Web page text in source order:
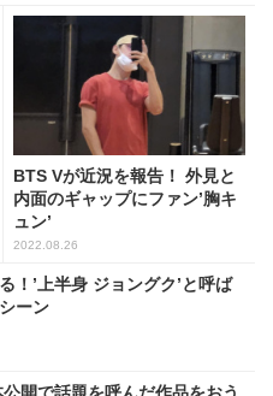
BTS Vが近況を報告！ 外見と
内面のギャップにファン’胸キ
ュン’
2022.08.26
！’上半身 ジョングク’と呼ば
ーン
開で話題を呼んだ作品をおう